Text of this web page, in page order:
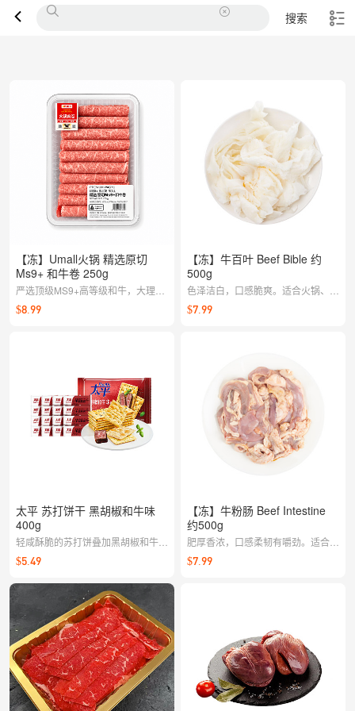
搜索
【冻】Umall火锅 精选原切
Ms9+ 和牛卷 250g
严选顶级MS9+高等级和牛，大理石
般细密雪花纹理，油脂丰盈、入口即
化，带有浓郁的天然奶香。100%纯
$8.99
太平 苏打饼干 黑胡椒和牛味
400g
轻咸酥脆的苏打饼叠加黑胡椒和牛风
味，层次丰富更耐吃，办公充饥或下
午茶都合适。
$5.49
【冻】牛百叶 Beef Bible 约
500g
色泽洁白，口感脆爽。适合火锅、凉
拌或爆炒，搭配辣椒、蒜蓉更能突出
其独特风味。
$7.99
【冻】牛粉肠 Beef Intestine
约500g
肥厚香浓，口感柔韧有嚼劲。适合火
锅、烧烤或爆炒，油香浓郁，是地道
风味的经典食材。
$7.99